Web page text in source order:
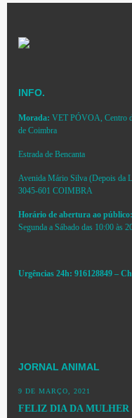
INFO.
Morada: VET PÓVOA, Centro
de Coimbra
Estrada de Bencanta
Avenida Mário Silva (Depois da
3045-601 COIMBRA
Horário de abertura ao público:
Segunda a Sábado das 10:00 às
Urgências 24h: 916128849 –
JORNAL ANIMAL
9 DE MARÇO, 2021
FELIZ DIA DA MULHER